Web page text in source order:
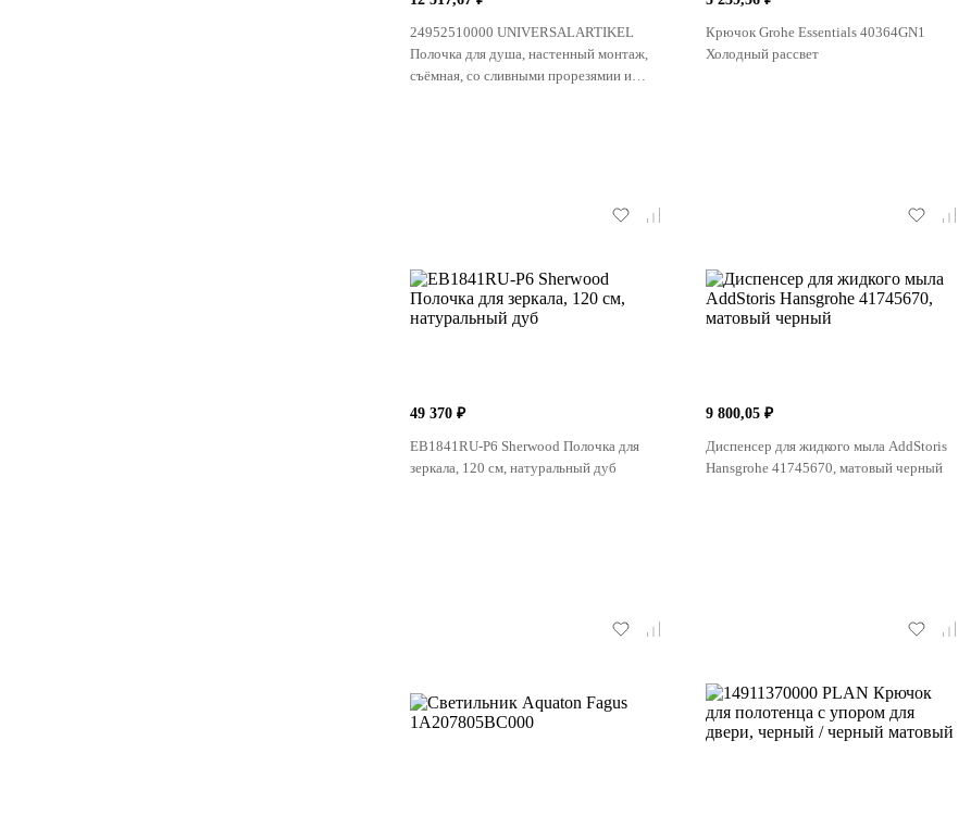
24952510000 UNIVERSALARTIKEL
Полочка для душа, настенный монтаж,
съёмная, со сливными прорезямии и
Крючок Grohe Essentials 40364GN1
Холодный рассвет
49 370 ₽
EB1841RU-P6 Sherwood Полочка для
зеркала, 120 см, натуральный дуб
9 800,05 ₽
Диспенсер для жидкого мыла AddStoris
Hansgrohe 41745670, матовый черный